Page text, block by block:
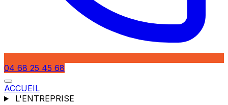
04 68 25 45 68
ACCUEIL
L'ENTREPRISE